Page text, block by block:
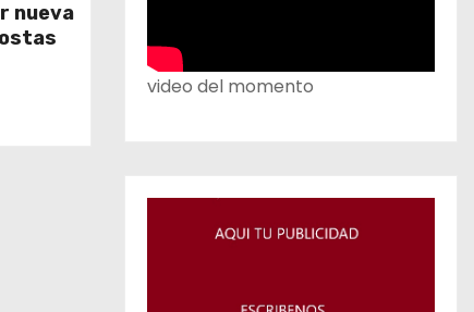
nueva
video del momento